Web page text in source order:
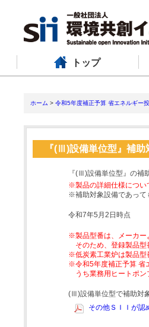
トップ
ホーム > 令和5年度補正予算 省エネルギー
『(Ⅲ)設備単位型』補助
『(Ⅲ)設備単位型』の補
※製品の詳細仕様につい
※補助対象設備であって
令和7年5月2日時点
※製品型番は、メーカー
そのため、登録製品
※低炭素工業炉は製品型
※令和5年度補正予算 省
うち業務用ヒートポ
(Ⅲ)設備単位型で補助対
その他ＳＩＩが認